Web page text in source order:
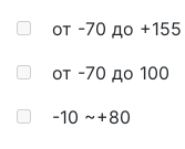
от -70 до +155
от -70 до 100
-10 ~+80